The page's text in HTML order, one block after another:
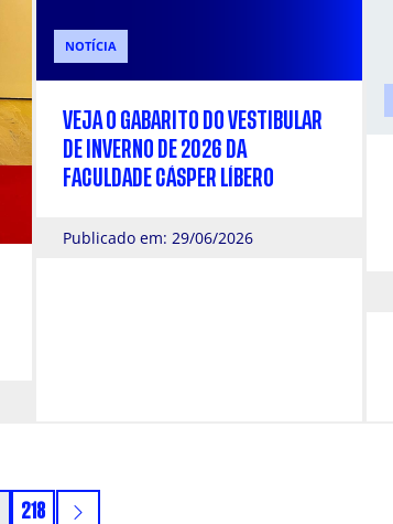
NOTÍCIA
VEJA O GABARITO DO VESTIBULAR
DE INVERNO DE 2026 DA
FACULDADE CÁSPER LÍBERO
Publicado em: 29/06/2026
218